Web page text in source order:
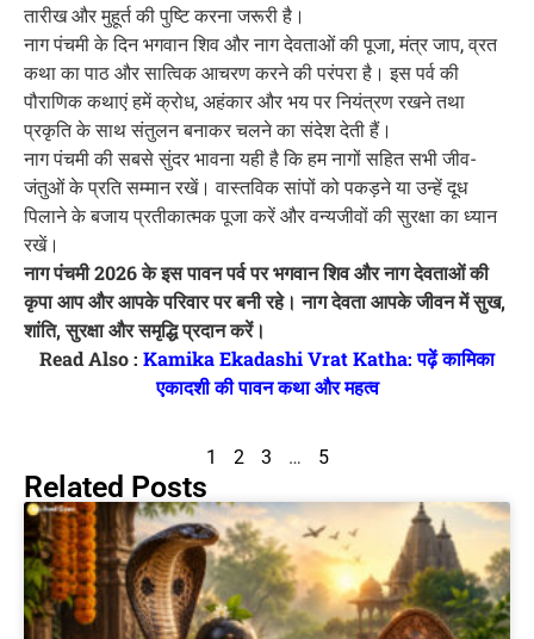
तारीख और मुहूर्त की पुष्टि करना जरूरी है।
नाग पंचमी के दिन भगवान शिव और नाग देवताओं की पूजा, मंत्र जाप, व्रत
कथा का पाठ और सात्विक आचरण करने की परंपरा है। इस पर्व की
पौराणिक कथाएं हमें क्रोध, अहंकार और भय पर नियंत्रण रखने तथा
प्रकृति के साथ संतुलन बनाकर चलने का संदेश देती हैं।
नाग पंचमी की सबसे सुंदर भावना यही है कि हम नागों सहित सभी जीव-
जंतुओं के प्रति सम्मान रखें। वास्तविक सांपों को पकड़ने या उन्हें दूध
पिलाने के बजाय प्रतीकात्मक पूजा करें और वन्यजीवों की सुरक्षा का ध्यान
रखें।
नाग पंचमी 2026 के इस पावन पर्व पर भगवान शिव और नाग देवताओं की
कृपा आप और आपके परिवार पर बनी रहे। नाग देवता आपके जीवन में सुख,
शांति, सुरक्षा और समृद्धि प्रदान करें।
Read Also : Kamika Ekadashi Vrat Katha: पढ़ें कामिका
एकादशी की पावन कथा और महत्व
1 2 3 … 5
Related Posts